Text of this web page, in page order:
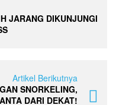
JARANG DIKUNJUNGI
Artikel Berikutnya
SNORKELING,
DARI DEKAT!